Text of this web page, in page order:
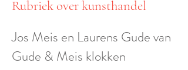
Rubriek over kunsthandel
Jos Meis en Laurens Gude van
Gude & Meis klokken